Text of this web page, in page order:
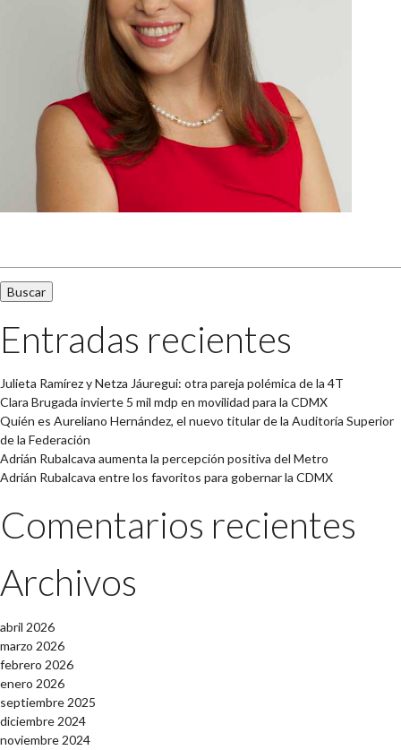
Entradas recientes
Julieta Ramírez y Netza Jáuregui: otra pareja polémica de la 4T
Clara Brugada invierte 5 mil mdp en movilidad para la CDMX
Quién es Aureliano Hernández, el nuevo titular de la Auditoría Superior
de la Federación
Adrián Rubalcava aumenta la percepción positiva del Metro
Adrián Rubalcava entre los favoritos para gobernar la CDMX
Comentarios recientes
Archivos
abril 2026
marzo 2026
febrero 2026
enero 2026
septiembre 2025
diciembre 2024
noviembre 2024